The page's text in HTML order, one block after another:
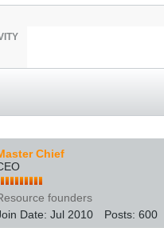
Chief
founders
Date: Jul 2010 Posts: 600